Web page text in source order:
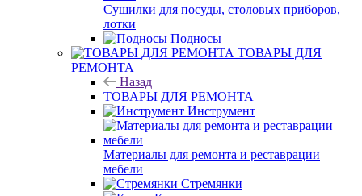
Сушилки для посуды, столовых приборов,
лотки
Подносы
ТОВАРЫ ДЛЯ
РЕМОНТА
Назад
ТОВАРЫ ДЛЯ РЕМОНТА
Инструмент
Материалы для ремонта и реставрации
мебели
Стремянки